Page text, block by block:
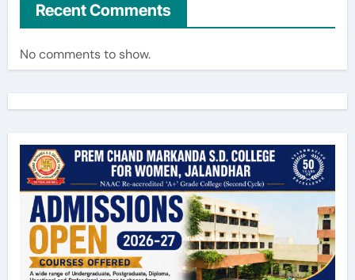
Recent Comments
No comments to show.